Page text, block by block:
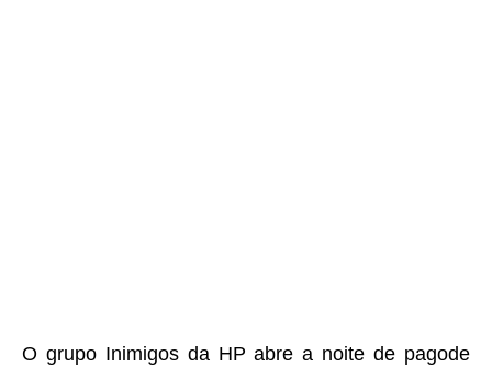
O grupo Inimigos da HP abre a noite de pagode